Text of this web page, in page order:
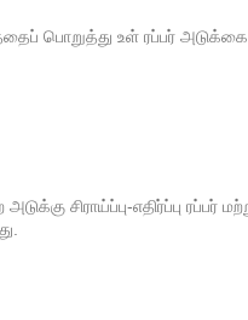
பொறுத்து உள் ரப்பர்
சிராய்ப்பு-எதிர்ப்பு ரப்பர்